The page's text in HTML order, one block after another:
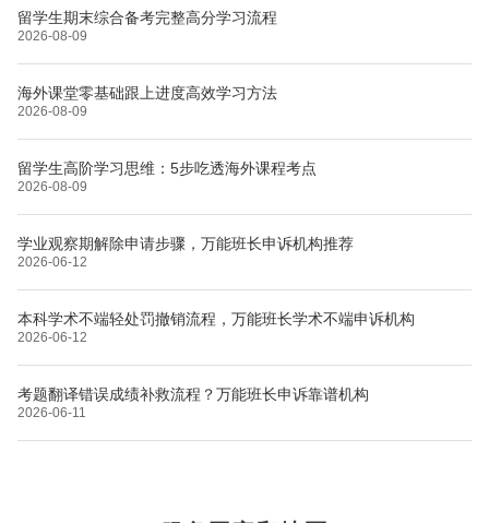
留学生期末综合备考完整高分学习流程
2026-08-09
海外课堂零基础跟上进度高效学习方法
2026-08-09
留学生高阶学习思维：5步吃透海外课程考点
2026-08-09
学业观察期解除申请步骤，万能班长申诉机构推荐
2026-06-12
本科学术不端轻处罚撤销流程，万能班长学术不端申诉机构
2026-06-12
考题翻译错误成绩补救流程？万能班长申诉靠谱机构
2026-06-11